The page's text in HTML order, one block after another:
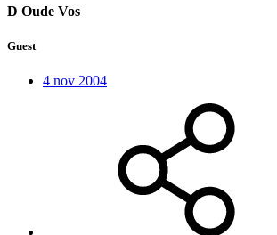
D Oude Vos
Guest
4 nov 2004